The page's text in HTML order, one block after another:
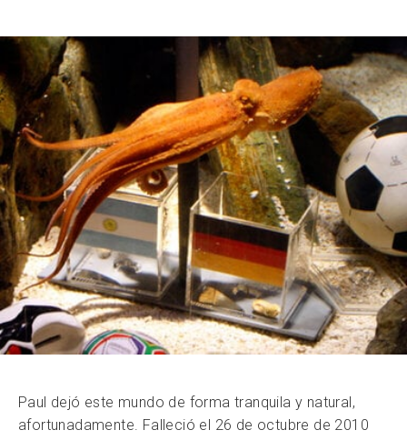
Paul dejó este mundo de forma tranquila y natural,
afortunadamente. Falleció el 26 de octubre de 2010